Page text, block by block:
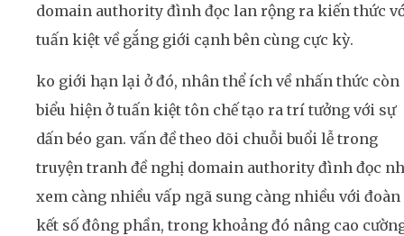
domain authority đình đọc lan rộng ra kiến thức
tuấn kiệt về gắng giới cạnh bên cùng cực kỳ.
ko giới hạn lại ở đó, nhân thể ích về nhấn thức còn
biểu hiện ở tuấn kiệt tôn chế tạo ra trí tưởng với sự
dấn béo gan. vấn đề theo dõi chuỗi buổi lễ trong
truyện tranh đề nghị domain authority đình đọc
xem càng nhiều vấp ngã sung càng nhiều với đoàn
kết số đông phần, trong khoảng đó nâng cao